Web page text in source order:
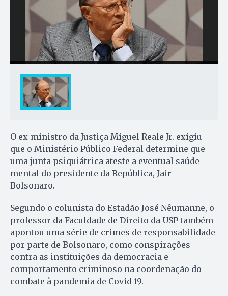
O ex-ministro da Justiça Miguel Reale Jr. exigiu
que o Ministério Público Federal determine que
uma junta psiquiátrica ateste a eventual saúde
mental do presidente da República, Jair
Bolsonaro.
Segundo o colunista do Estadão José Nêumanne, o
professor da Faculdade de Direito da USP também
apontou uma série de crimes de responsabilidade
por parte de Bolsonaro, como conspirações
contra as instituições da democracia e
comportamento criminoso na coordenação do
combate à pandemia de Covid 19.